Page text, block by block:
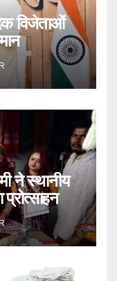
विजेताओं
ने स्थानीय
प्रोत्साहन